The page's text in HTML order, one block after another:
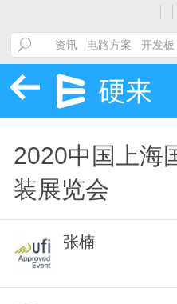
2020中国上海
装展览会
张楠